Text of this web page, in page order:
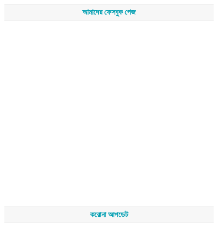
আমাদের ফেসবুক পেজ
করোনা আপডেট